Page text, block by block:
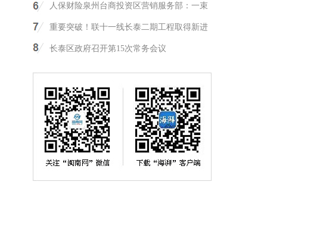
人保财险泉州台商投资区营销服务部：一束
重要突破！联十一线长泰二期工程取得新进
长泰区政府召开第15次常务会议